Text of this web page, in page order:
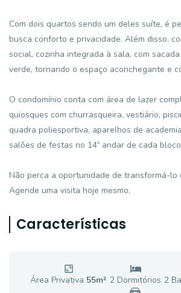
Com dois quartos sendo um deles suíte, é
busca conforto e privacidade. Além disso,
social, cozinha integrada à sala, com
verde, tornando o espaço aconchegante e
O condomínio conta com área de lazer
quiosques com churrasqueira, vestiário,
quadra poliesportiva, aparelhos de
salões de festas no 14º andar de cada
Não perca a oportunidade de transformá-lo
Agende uma visita hoje mesmo.
Características
Área Privativa 55m² 2 Dormitórios 2